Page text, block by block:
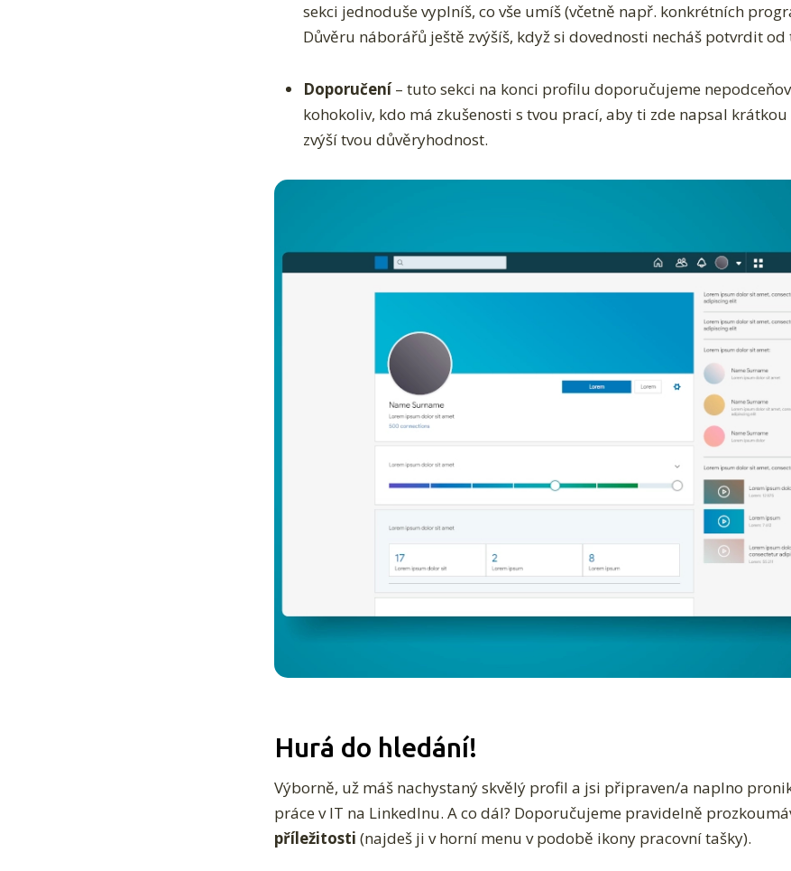
sekci jednoduše vyplníš, co vše umíš (včetně např. konkrétních
Důvěru náborářů ještě zvýšíš, když si dovednosti necháš potvrdit
Doporučení– tuto sekci na konci profilu doporučujeme
kohokoliv, kdo má zkušenosti s tvou prací, aby ti zde napsal
zvýší tvou důvěryhodnost.
Hurá do hledání!
Výborně, už máš nachystaný skvělý profil a jsi připraven/a naplno
práce v IT na LinkedInu. A co dál? Doporučujeme pravidelně
příležitosti (najdeš ji v horní menu v podobě ikony pracovní tašky).